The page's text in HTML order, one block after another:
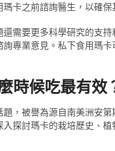
卡之前諮詢醫生，以確保
需要更多科學研究的支
專業意見。私下食用瑪
時候吃最有效
，被譽為源自南美洲安
探討瑪卡的栽培歷史、